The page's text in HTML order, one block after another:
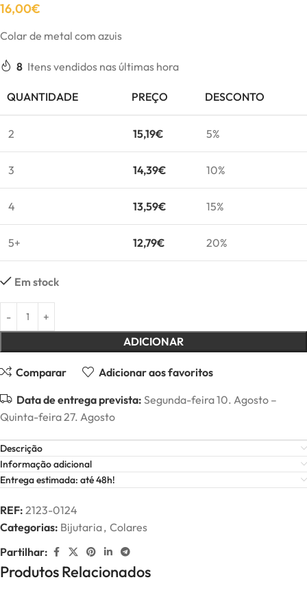
16,00€
Colar de metal com azuis
8 Itens vendidos nas últimas hora
QUANTIDADE PREÇO DESCONTO
2 15,19€ 5%
3 14,39€ 10%
4 13,59€ 15%
5+ 12,79€ 20%
Em stock
ADICIONAR
Comparar Adicionar aos favoritos
Data de entrega prevista: Segunda-feira 10. Agosto –
Quinta-feira 27. Agosto
Descrição
Informação adicional
Entrega estimada: até 48h!
REF: 2123-0124
Categorias: Bijutaria, Colares
Partilhar:
Produtos Relacionados